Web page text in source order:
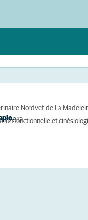
Nordvet de La
2012.
fonctionnelle et